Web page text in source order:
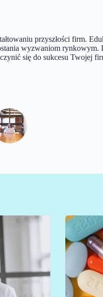
przyszłości firm.
wyzwaniom rynkowym.
się do sukcesu Twojej